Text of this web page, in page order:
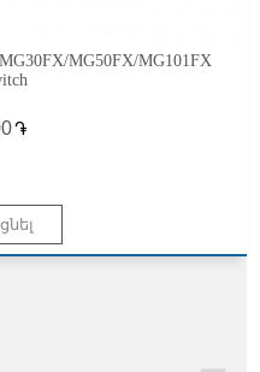
MG50FX/MG101FX
֏